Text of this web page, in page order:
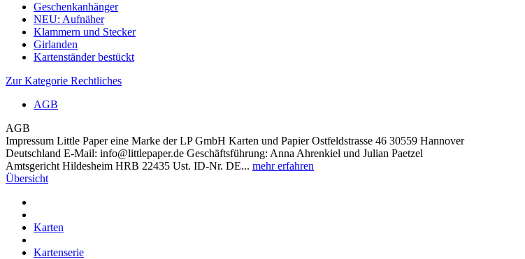
Geschenkanhänger
NEU: Aufnäher
Klammern und Stecker
Girlanden
Kartenständer bestückt
Zur Kategorie Rechtliches
AGB
AGB
Impressum Little Paper eine Marke der LP GmbH Karten und Papier Ostfeldstrasse 46 30559 Hannover
Deutschland E-Mail: info@littlepaper.de Geschäftsführung: Anna Ahrenkiel und Julian Paetzel
Amtsgericht Hildesheim HRB 22435 Ust. ID-Nr. DE... mehr erfahren
Übersicht
Karten
Kartenserie